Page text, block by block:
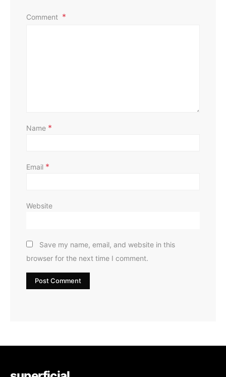
Comment
Name *
Email *
Website
Save my name, email, and website in this
browser for the next time I comment.